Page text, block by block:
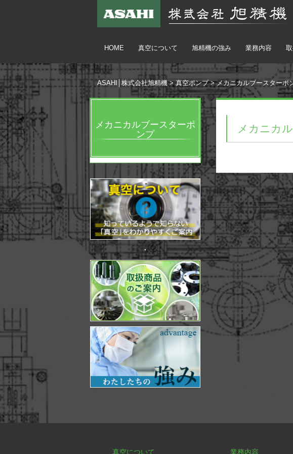
HOME 真空について 旭精機の強み 業務内容
ASAHI│株式会社旭精機>真空ポンプ>メカニカルブースターポ
メカニカ
メカニカルブースターポ
ンプ
真空について 業務内容